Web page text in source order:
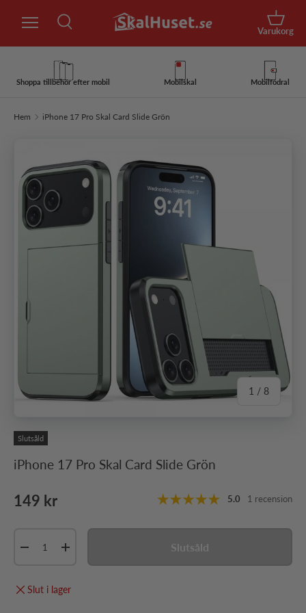
Hoppa till innehåll
Sök
Korg
Varukorg
Shoppa tillbehör efter mobil Mobilskal Mobilfodral
Hem iPhone 17 Pro Skal Card Slide Grön
Hoppa till produktinformation
1 / av
8
Slutsåld
iPhone 17 Pro Skal Card Slide Grön
Ordinarie pris
149 kr 5.0 1 recension
Minska antalÖka antal Slutsåld
Slut i lager